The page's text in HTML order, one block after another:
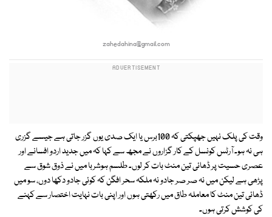
zahedahina@gmail.com
وقت کی پلک نہیں جھپکتی کہ 100برس یا ایک صدی یوں گزر جاتی ہے جیسے گزری
ہی نہ ہو۔ آرٹس کونسل کے کار گزاروں نے مجھ سے کہا کہ میں جدید اردو افسانے اور
عصری حسیت پر ڈھائی تین منٹ بات کر لوں۔ طلسم ہوشربا میں نے ذوق شوق سے
پڑھی ہے لیکن میں نہ صر صر جادو نہ ملکہ سحر افگن کہ کوئی جادو دکھا دوں، سو میں
ڈھائی تین منٹ کا معاملہ طاق میں رکھتی ہوں اور اپنی بات نہایت اختصار سے کہنے
کی کوشش کرتی ہوں۔